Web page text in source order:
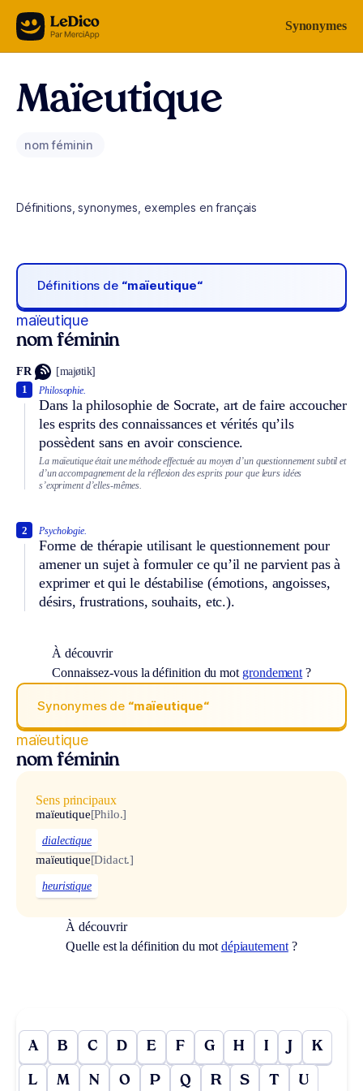
Aller au contenu Synonymes
Maïeutique
nom féminin
Définitions, synonymes, exemples en français
Définitions de “maïeutique“
maïeutique
nom féminin
FR [majøtik]
Philosophie.
Dans la philosophie de Socrate, art de faire accoucher
les esprits des connaissances et vérités qu’ils
possèdent sans en avoir conscience.
1
La maïeutique était une méthode effectuée au moyen d’un questionnement subtil et
d’un accompagnement de la réflexion des esprits pour que leurs idées
s’expriment d’elles-mêmes.
Psychologie.
Forme de thérapie utilisant le questionnement pour
amener un sujet à formuler ce qu’il ne parvient pas à
exprimer et qui le déstabilise (émotions, angoisses,
désirs, frustrations, souhaits, etc.).
2
À découvrir
Connaissez-vous la définition du mot grondement ?
Synonymes de “maïeutique“
maïeutique
nom féminin
Sens principaux
maïeutique[Philo.]
dialectique
maïeutique[Didact.]
heuristique
À découvrir
Quelle est la définition du mot dépiautement?
A B C D E F G H I J K
L M N O P Q R S T U